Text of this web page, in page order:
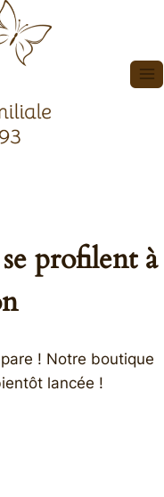
profilent à
! Notre boutique
lancée !